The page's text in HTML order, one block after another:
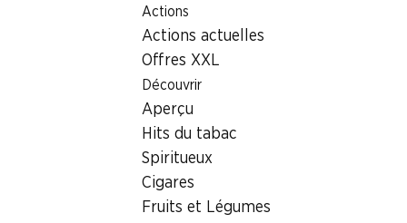
Actions
Actions actuelles
Offres XXL
Découvrir
Aperçu
Hits du tabac
Spiritueux
Cigares
Fruits et Légumes
Localisateur de succursales
Succursale Denner Rue de Monthoux 57, 1201 Genève
1201 Genève, Centre
commercial Cygnes
Succursale Denner